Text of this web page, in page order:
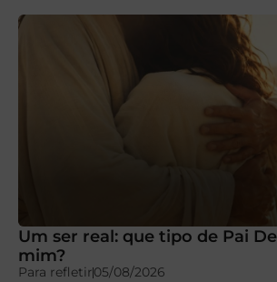
Um ser real: que tipo de Pai
mim?
Para refletir05/08/2026